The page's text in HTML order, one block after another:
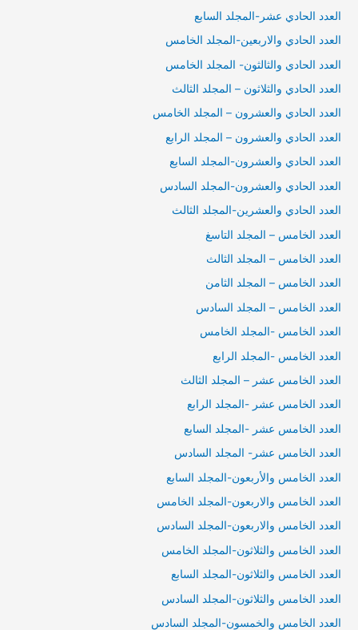
العدد الحادي عشر-المجلد السابع
العدد الحادي والاربعين-المجلد الخامس
العدد الحادي والثالثون- المجلد الخامس
العدد الحادي والثلاثون – المجلد الثالث
العدد الحادي والعشرون – المجلد الخامس
العدد الحادي والعشرون – المجلد الرابع
العدد الحادي والعشرون-المجلد السابع
العدد الحادي والعشرون-المجلد السادس
العدد الحادي والعشرين-المجلد الثالث
العدد الخامس – المجلد التاسغ
العدد الخامس – المجلد الثالث
العدد الخامس – المجلد الثامن
العدد الخامس – المجلد السادس
العدد الخامس -المجلد الخامس
العدد الخامس -المجلد الرابع
العدد الخامس عشر – المجلد الثالث
العدد الخامس عشر -المجلد الرابع
العدد الخامس عشر -المجلد السابع
العدد الخامس عشر- المجلد السادس
العدد الخامس والأربعون-المجلد السابع
العدد الخامس والاربعون-المجلد الخامس
العدد الخامس والاربعون-المجلد السادس
العدد الخامس والثلاثون-المجلد الخامس
العدد الخامس والثلاثون-المجلد السابع
العدد الخامس والثلاثون-المجلد السادس
العدد الخامس والخمسون-المجلد السادس